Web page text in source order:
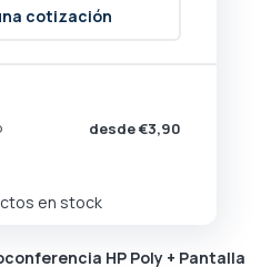
desde €3,90
en stock
cotización
HP Poly + Pantalla